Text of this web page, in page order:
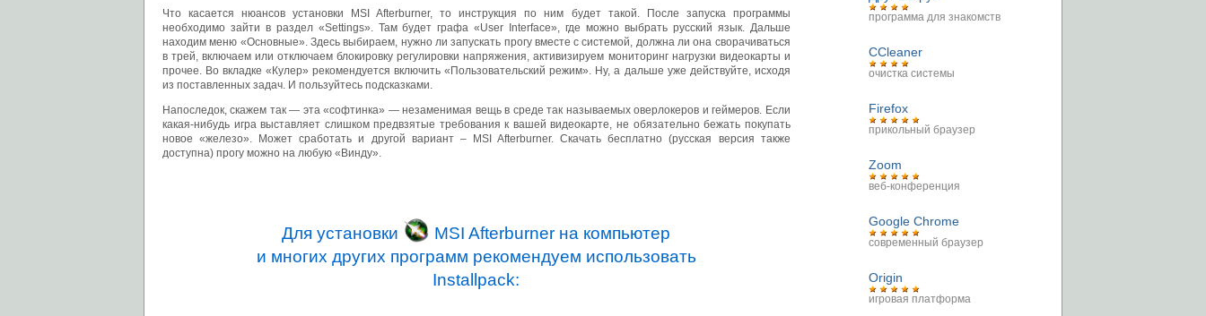
Что касается нюансов установки MSI Afterburner, то инструкция по ним будет такой. После запуска программы
необходимо зайти в раздел «Settings». Там будет графа «User Interface», где можно выбрать русский язык. Дальше
находим меню «Основные». Здесь выбираем, нужно ли запускать прогу вместе с системой, должна ли она сворачиваться
в трей, включаем или отключаем блокировку регулировки напряжения, активизируем мониторинг нагрузки видеокарты и
прочее. Во вкладке «Кулер» рекомендуется включить «Пользовательский режим». Ну, а дальше уже действуйте, исходя
из поставленных задач. И пользуйтесь подсказками.
Напоследок, скажем так — эта «софтинка» — незаменимая вещь в среде так называемых оверлокеров и геймеров. Если
какая-нибудь игра выставляет слишком предвзятые требования к вашей видеокарте, не обязательно бежать покупать
новое «железо». Может сработать и другой вариант – MSI Afterburner. Скачать бесплатно (русская версия также
доступна) прогу можно на любую «Винду».
Для установки
MSI Afterburner на компьютер
и многих других программ рекомендуем использовать
Installpack:
программа для знакомств
CCleaner
очистка системы
Firefox
прикольный браузер
Zoom
веб-конференция
Google Chrome
современный браузер
Origin
игровая платформа